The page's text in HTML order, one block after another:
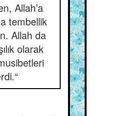
Allah’a
tembellik
Allah da
olarak